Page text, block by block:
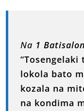
Na 1
lokola bato
kozala na
na kondima